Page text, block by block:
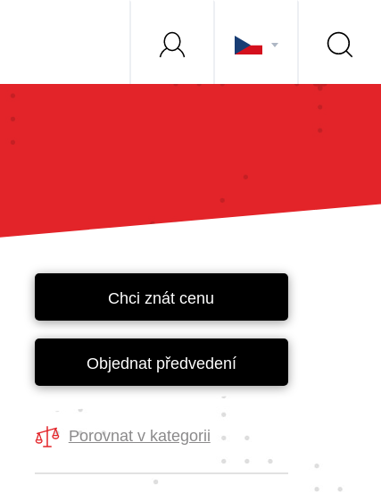
Chci znát cenu
Objednat předvedení
Porovnat v kategorii